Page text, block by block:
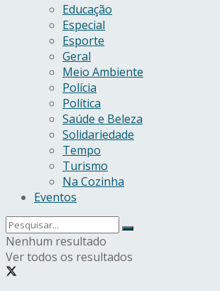
Educação
Especial
Esporte
Geral
Meio Ambiente
Polícia
Política
Saúde e Beleza
Solidariedade
Tempo
Turismo
Na Cozinha
Eventos
Nenhum resultado
Ver todos os resultados